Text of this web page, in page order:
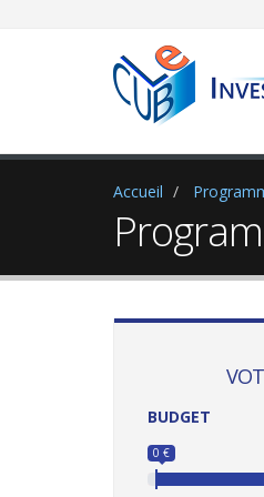
Accueil
BUDGET
0 €